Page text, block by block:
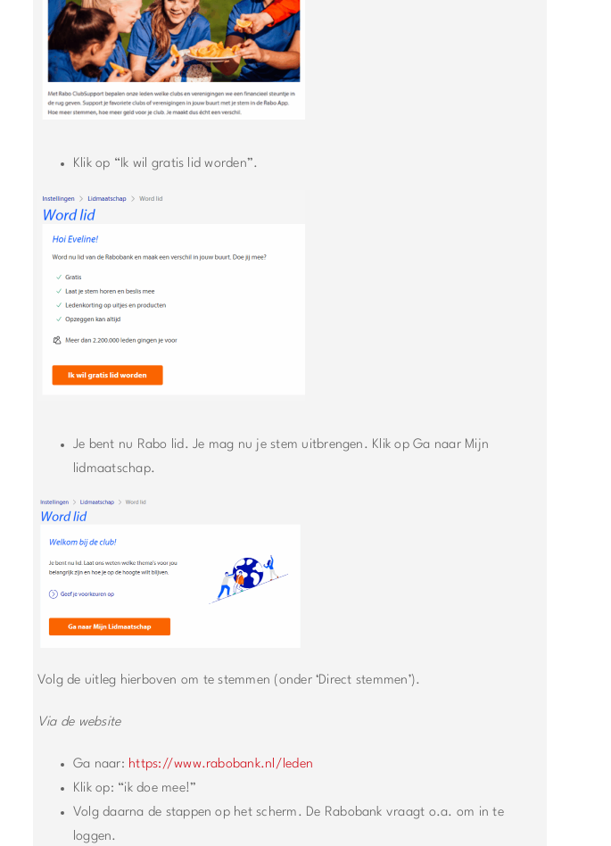
Klik op “Ik wil gratis lid worden”.
Je bent nu Rabo lid. Je mag nu je stem uitbrengen. Klik op Ga naar Mijn
lidmaatschap.
Volg de uitleg hierboven om te stemmen (onder ‘Direct stemmen’).
Via de website
Ga naar: https://www.rabobank.nl/leden
Klik op: “ik doe mee!”
Volg daarna de stappen op het scherm. De Rabobank vraagt o.a. om in te
loggen.